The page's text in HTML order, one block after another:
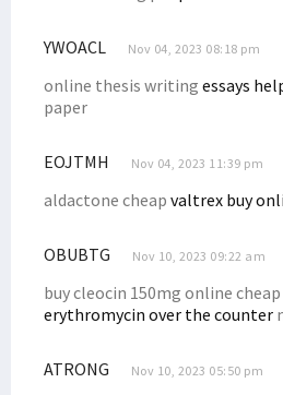
YWOACL Nov 04, 2023 08:18 pm
online thesis writing essays
paper
EOJTMH Nov 04, 2023 11:39 pm
aldactone cheap valtrex buy
OBUBTG Nov 10, 2023 09:22 am
buy cleocin 150mg online cheap
erythromycin over the counter
ATRONG Nov 10, 2023 05:50 pm